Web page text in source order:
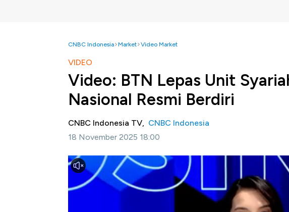
CNBC Indonesia Market Video Market
VIDEO
Video: BTN Lepas Unit
Nasional Resmi Berdiri
CNBC Indonesia TV, CNBC Indonesia
18 November 2025 18:00
Jakarta, CNBC Indonesia -PT Bank Tabungan Negara
Rapat Umum Pemegang Saham Luar Biasa atau RUPSLB
usaha Syariah.
Simak informasi selengkapnya dalam program Closing Bell